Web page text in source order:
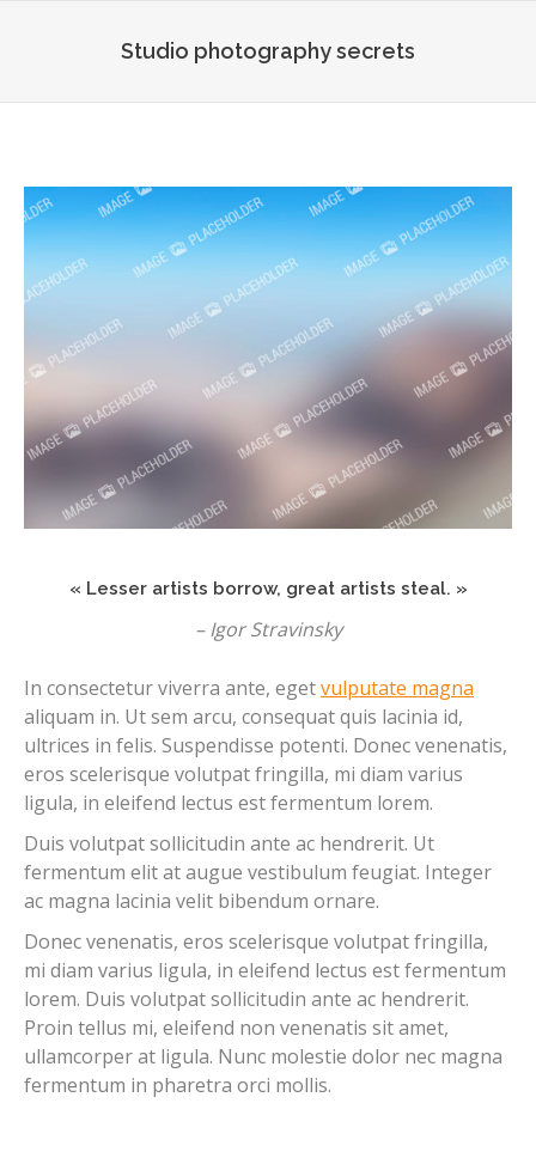
Studio photography secrets
« Lesser artists borrow, great artists steal. »
– Igor Stravinsky
In consectetur viverra ante, egetvulputate magna
aliquam in. Ut sem arcu, consequat quis lacinia id,
ultrices in felis. Suspendisse potenti. Donec venenatis,
eros scelerisque volutpat fringilla, mi diam varius
ligula, in eleifend lectus est fermentum lorem.
Duis volutpat sollicitudin ante ac hendrerit. Ut
fermentum elit at augue vestibulum feugiat. Integer
ac magna lacinia velit bibendum ornare.
Donec venenatis, eros scelerisque volutpat fringilla,
mi diam varius ligula, in eleifend lectus est fermentum
lorem. Duis volutpat sollicitudin ante ac hendrerit.
Proin tellus mi, eleifend non venenatis sit amet,
ullamcorper at ligula. Nunc molestie dolor nec magna
fermentum in pharetra orci mollis.